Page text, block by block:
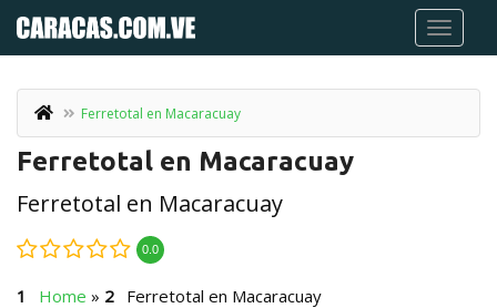
Ferretotal en Macaracuay
Ferretotal en Macaracuay
Ferretotal en Macaracuay
0.0
Home » Ferretotal en Macaracuay